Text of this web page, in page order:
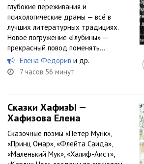
глубокие переживания и
психологические драмы — всё в
лучших литературных традициях.
Новое погружение «Глубины» —
прекрасный повод поменять...
Елена Федорив и др.
7 часов 56 минут
Сказки ХафизЫ —
Хафизова Елена
Сказочные поэмы «Петер Мунк»,
«Принц Омар», «Флейта Саида»,
«Маленький Мук», «Халиф-Аист»,